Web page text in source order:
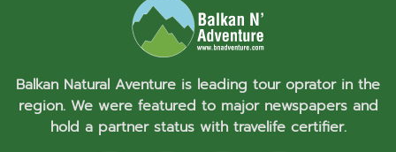
Balkan Natural Aventure is leading tour oprator in the
region. We were featured to major newspapers and
hold a partner status with travelife certifier.